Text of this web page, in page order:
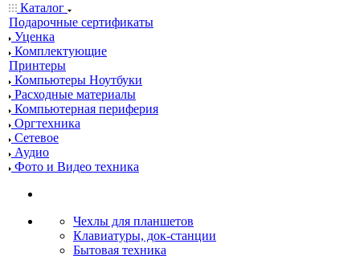
Каталог
Подарочные сертификаты
Уценка
Комплектующие
Принтеры
Компьютеры Ноутбуки
Расходные материалы
Компьютерная периферия
Оргтехника
Сетевое
Аудио
Фото и Видео техника
Чехлы для планшетов
Клавиатуры, док-станции
Бытовая техника